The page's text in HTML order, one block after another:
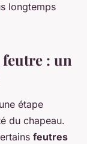
longtemps
: un
étape
du chapeau.
feutres